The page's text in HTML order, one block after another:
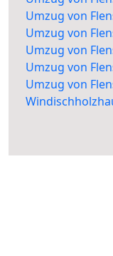
Umzug von
Umzug von
Umzug von
Umzug von
Umzug von